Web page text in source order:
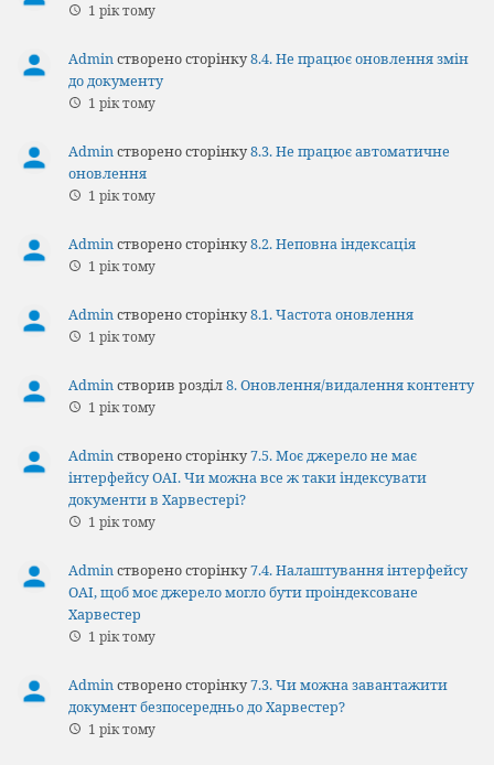
1 рік тому
Adminстворено сторінку8.4. Не працює оновлення змін
до документу
1 рік тому
Adminстворено сторінку8.3. Не працює автоматичне
оновлення
1 рік тому
Adminстворено сторінку8.2. Неповна індексація
1 рік тому
Adminстворено сторінку8.1. Частота оновлення
1 рік тому
Adminстворив розділ8. Оновлення/видалення контенту
1 рік тому
Adminстворено сторінку7.5. Моє джерело не має
інтерфейсу OAI. Чи можна все ж таки індексувати
документи в Харвестері?
1 рік тому
Adminстворено сторінку7.4. Налаштування інтерфейсу
OAI, щоб моє джерело могло бути проіндексоване
Харвестер
1 рік тому
Adminстворено сторінку7.3. Чи можна завантажити
документ безпосередньо до Харвестер?
1 рік тому